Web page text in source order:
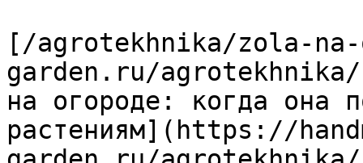
[/agrotekhnika/zola-
garden.ru/
на огороде: когда она
растениям](https://